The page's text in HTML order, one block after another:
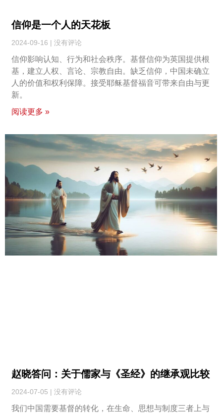
信仰是一个人的天花板
2024-09-16 没有评论
信仰影响认知、行为和社会秩序。基督信仰为英国提供根
基，建立人权、言论、宗教自由。缺乏信仰，中国未确立
人的价值和权利保障。接受耶稣基督福音可带来自由与更
新。
阅读更多 »
赵晓答问：关于儒家与《圣经》的继承观比较
2024-07-05 没有评论
我们中国需要基督的转化，在生命、思想与制度三者上与